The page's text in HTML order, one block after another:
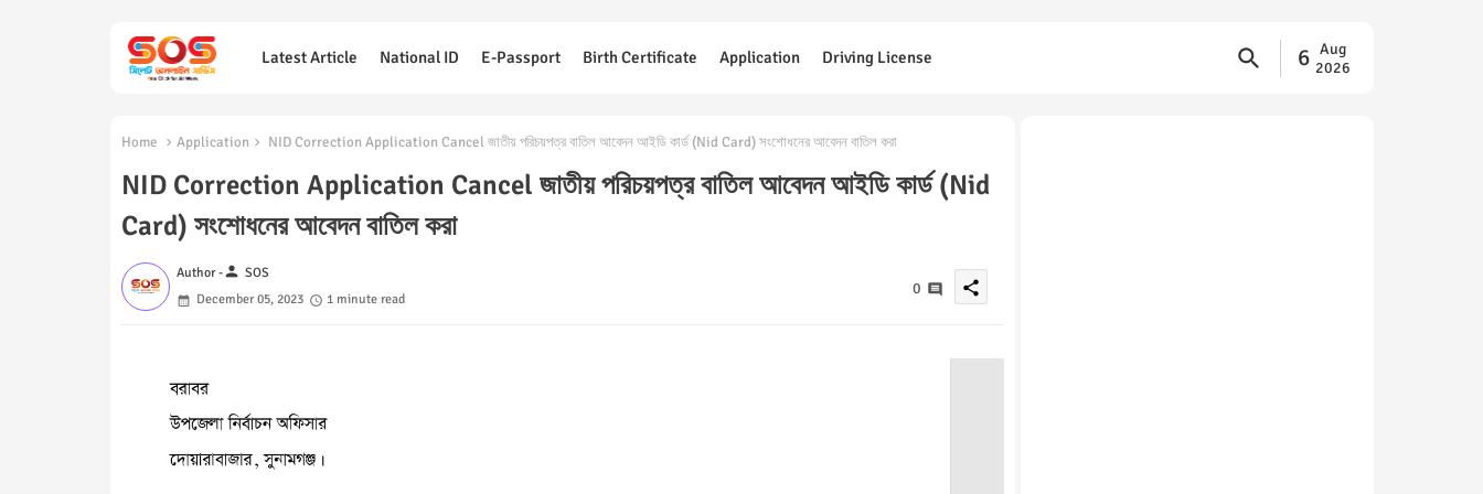
Latest Article National ID E-Passport Birth Certificate Application Driving License 6 Aug
2026
Home Application NID Correction Application Cancel জাতীয় পরিচয়পত্র বাতিল আবেদন আইডি কার্ড (Nid Card) সংশোধনের আবেদন বাতিল করা
NID Correction Application Cancel জাতীয় পরিচয়পত্র বাতিল আবেদন আইডি কার্ড (Nid
Card) সংশোধনের আবেদন বাতিল করা
Author -person SOS
December 05, 2023
1 minute read
0 share